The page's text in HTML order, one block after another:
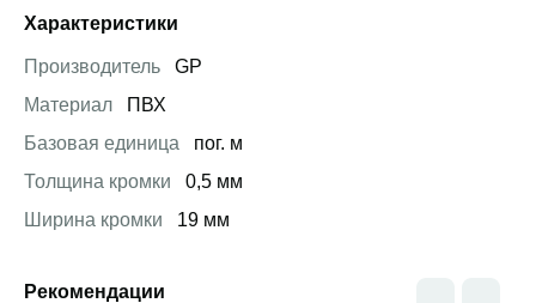
Характеристики
Производитель
GP
Материал
ПВХ
Базовая единица
пог. м
Толщина кромки
0,5 мм
Ширина кромки
19 мм
Рекомендации